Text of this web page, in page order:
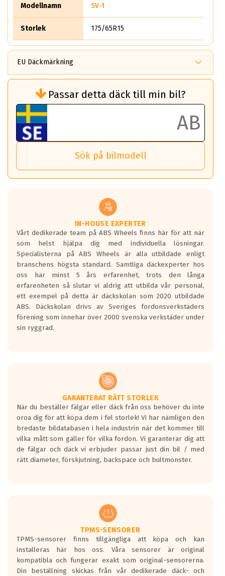
Modellnamn SV-1
Storlek 175/65R15
EU Däckmärkning
bränsleförbrukningen)
Det ska vara en betygsskala från klass A
till G för rullmotstånd.
Ett klass A däck kommer ha 6,5% bättre
bränsleförbrukning än ett klass G däck.
Det betyder att om man kör 10,000 km,
så sparar man 50 liter bränsle med ett
vilken körstil du använder.
Våtgrepp egenskaper:
Betygsskalan är satt A till F. Där A påvisar
den kortaste bromssträckan och F är den
längsta.
Inga D eller G betyg delas ut för
personbilar och lätta lastbilar.
Betyget sätts efter ett test där däcken
skall bromsa in på en väg där det ligger
0.5-1.5 mm vatten.
I 80km/h kommer skillnaden på
Vid körning i över 50km/h brukar
rullmotståndets ljud överträffa
motorljudet.
På däckmärkningen kommer det finnas
en symbol av ett däck med vågar. Hög
bullernivå markeras med svarta vågor
medans de vita vågorna påvisar om det är
ett tyst däck.
regelverket som introduceras år 2016.
Ett däck med två svarta vågor är redan
godkända för år 2016 nya regelverk.
Ett däck med en svart våg kommer vara
minst tre decibel tystare än det
regelverk som börjar gälla 2016.
Passar detta däck till min bil?
Sök på bilmodell
IN-HOUSE EXPERTER
Vårt dedikerade team på ABS Wheels finns här för att när
som helst hjälpa dig med individuella lösningar.
Specialisterna på ABS Wheels är alla utbildade enligt
branschens högsta standard. Samtliga däckexperter hos
oss har minst 5 års erfarenhet, trots den långa
erfarenheten så slutar vi aldrig att utbilda vår personal,
ett exempel på detta är däckskolan som 2020 utbildade
ABS. Däckskolan drivs av Sveriges fordonsverkstäders
förening som innehar över 2000 svenska verkstäder under
sin ryggrad.
GARANTERAT RÄTT STORLEK
När du beställer fälgar eller däck från oss behöver du inte
oroa dig för att köpa dem i fel storlek! Vi har nämligen den
bredaste bildatabasen i hela industrin när det kommer till
vilka mått som gäller för vilka fordon. Vi garanterar dig att
de fälgar och däck vi erbjuder passar just din bil / med
rätt diameter, förskjutning, backspace och bultmönster.
TPMS-SENSORER
TPMS-sensorer finns tillgängliga att köpa och kan
installeras här hos oss. Våra sensorer är original
kompatibla och fungerar exakt som original-sensorerna.
Din beställning skickas från vår dedikerade däck- och